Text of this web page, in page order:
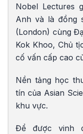
Nobel Lectures
Anh và là đồng
(London) cùng
Kok Khoo, Chủ
cố vấn cấp cao
Nền tảng học
tín của Asian
khu vực.
Để được vinh